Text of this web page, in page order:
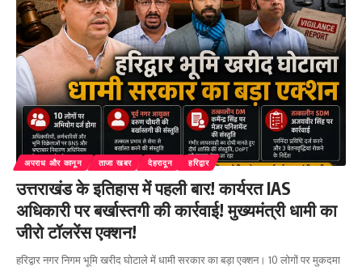
अपराध और कानून ताजा खबर देहरादून हरिद्वार
उत्तराखंड के इतिहास में पहली बार! कार्यरत IAS
अधिकारी पर बर्खास्तगी की कार्रवाई! मुख्यमंत्री धामी का
जीरो टॉलरेंस एक्शन!
हरिद्वार नगर निगम भूमि खरीद घोटाले में धामी सरकार का बड़ा एक्शन। 10 लोगों पर मुकदमा